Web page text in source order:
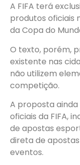
A FIFA terá
produtos oficiais
da Copa do
O texto, porém,
existente nas
não utilizem
competição.
A proposta
oficiais da FIFA,
de apostas
direta de
eventos.